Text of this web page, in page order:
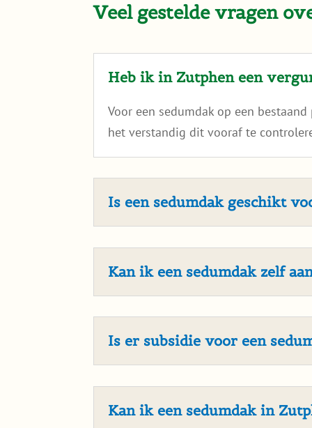
Veel gestelde vragen
Heb ik in Zutphen een
Voor een sedumdak op een
het verstandig dit vooraf te
Is een sedumdak geschikt
Kan ik een sedumdak zelf
Is er subsidie voor een
Kan ik een sedumdak in